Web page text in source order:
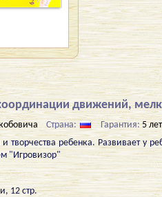
движений,
Страна: Гарантия:5 лет
творчества ребенка. Развивает у
"Игровизор"
12 стр.